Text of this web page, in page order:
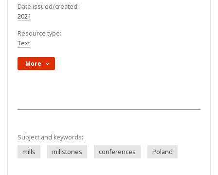
Date issued/created:
2021
Resource type:
Text
More
Subject and keywords:
mills
millstones conferences Poland